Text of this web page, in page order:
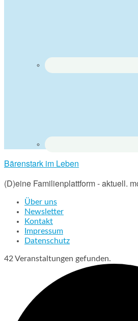
Bärenstark im Leben
(D)eine Familienplattform - aktuell.
Über uns
Newsletter
Kontakt
Impressum
Datenschutz
42 Veranstaltungen gefunden.